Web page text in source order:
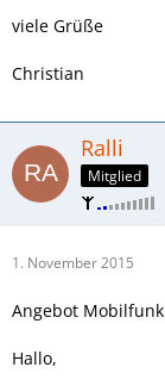
viele Grüße
Christian
Ralli
Mitglied
1. November 2015
Angebot Mobilfunk
Hallo,